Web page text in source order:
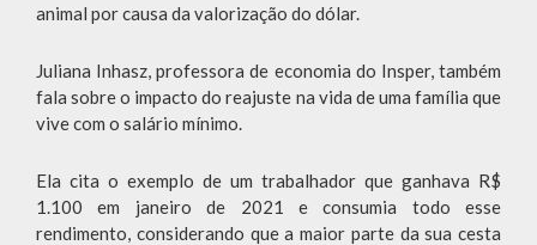
animal por causa da valorização do dólar.
Juliana Inhasz, professora de economia do Insper, também
fala sobre o impacto do reajuste na vida de uma família que
vive com o salário mínimo.
Ela cita o exemplo de um trabalhador que ganhava R$
1.100 em janeiro de 2021 e consumia todo esse
rendimento, considerando que a maior parte da sua cesta